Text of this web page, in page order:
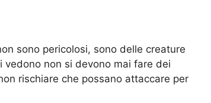
sono pericolosi, sono delle creature
vedono non si devono mai fare dei
rischiare che possano attaccare per